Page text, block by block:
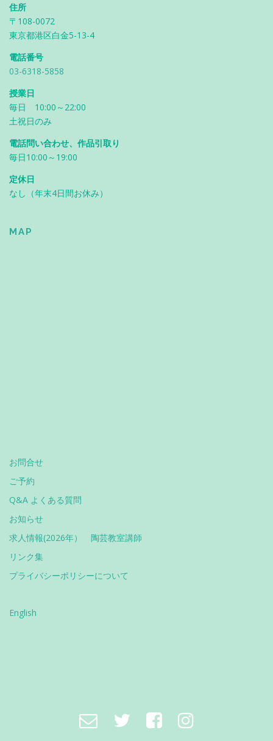
住所
〒108-0072
東京都港区白金5-13-4
電話番号
03-6318-5858
授業日
毎日 10:00～22:00
土祝日のみ
電話問い合わせ、作品引取り
毎日10:00～19:00
定休日
なし（年末4日間お休み）
MAP
お問合せ
ご予約
Q&A よくある質問
お知らせ
求人情報(2026年） 陶芸教室講師
リンク集
プライバシーポリシーについて
English